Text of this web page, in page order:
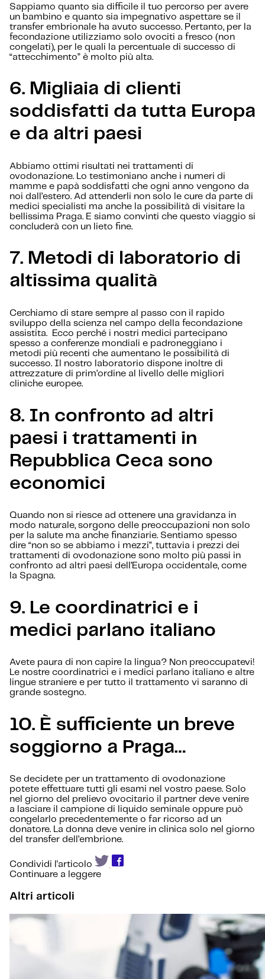
Sappiamo quanto sia difficile il tuo percorso per avere
un bambino e quanto sia impegnativo aspettare se il
transfer embrionale ha avuto successo. Pertanto, per la
fecondazione utilizziamo solo ovociti a fresco (non
congelati), per le quali la percentuale di successo di
“attecchimento” è molto più alta.
6. Migliaia di clienti
soddisfatti da tutta Europa
e da altri paesi
Abbiamo ottimi risultati nei trattamenti di
ovodonazione. Lo testimoniano anche i numeri di
mamme e papà soddisfatti che ogni anno vengono da
noi dall’estero. Ad attenderli non solo le cure da parte di
medici specialisti ma anche la possibilità di visitare la
bellissima Praga. E siamo convinti che questo viaggio si
concluderà con un lieto fine.
7. Metodi di laboratorio di
altissima qualità
Cerchiamo di stare sempre al passo con il rapido
sviluppo della scienza nel campo della fecondazione
assistita. Ecco perché i nostri medici partecipano
spesso a conferenze mondiali e padroneggiano i
metodi più recenti che aumentano le possibilità di
successo. Il nostro laboratorio dispone inoltre di
attrezzature di prim’ordine al livello delle migliori
cliniche europee.
8. In confronto ad altri
paesi i trattamenti in
Repubblica Ceca sono
economici
Quando non si riesce ad ottenere una gravidanza in
modo naturale, sorgono delle preoccupazioni non solo
per la salute ma anche finanziarie. Sentiamo spesso
dire “non so se abbiamo i mezzi”, tuttavia i prezzi dei
trattamenti di ovodonazione sono molto più passi in
confronto ad altri paesi dell’Europa occidentale, come
la Spagna.
9. Le coordinatrici e i
medici parlano italiano
Avete paura di non capire la lingua? Non preoccupatevi!
Le nostre coordinatrici e i medici parlano italiano e altre
lingue straniere e per tutto il trattamento vi saranno di
grande sostegno.
10. È sufficiente un breve
soggiorno a Praga…
Se decidete per un trattamento di ovodonazione
potete effettuare tutti gli esami nel vostro paese. Solo
nel giorno del prelievo ovocitario il partner deve venire
a lasciare il campione di liquido seminale oppure può
congelarlo precedentemente o far ricorso ad un
donatore. La donna deve venire in clinica solo nel giorno
del transfer dell’embrione.
Condividi l'articolo
Continuare a leggere
Altri articoli